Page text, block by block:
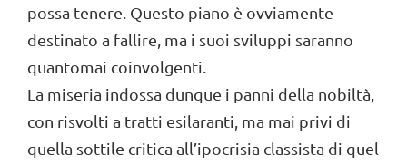
possa tenere. Questo piano è ovviamente
destinato a fallire, ma i suoi sviluppi saranno
quantomai coinvolgenti.
La miseria indossa dunque i panni della nobiltà,
con risvolti a tratti esilaranti, ma mai privi di
quella sottile critica all’ipocrisia classista di quel